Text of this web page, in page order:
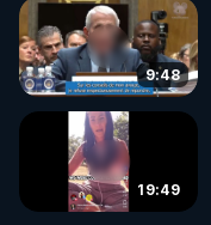
9:48
19:49